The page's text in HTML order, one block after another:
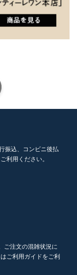
振込、コンビニ後払
利用ください。
ご注文の混雑状況に
ご利用ガイドをご利